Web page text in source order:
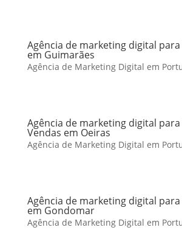
Agência de marketing digital
em Guimarães
Agência de Marketing Digital em
Agência de marketing digital
Vendas em Oeiras
Agência de Marketing Digital em
Agência de marketing digital
em Gondomar
Agência de Marketing Digital em